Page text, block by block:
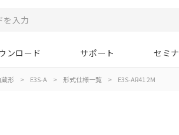
ンロード サポート セミナ
形 > E3S-A > 形式仕様一覧 > E3S-AR41 2M